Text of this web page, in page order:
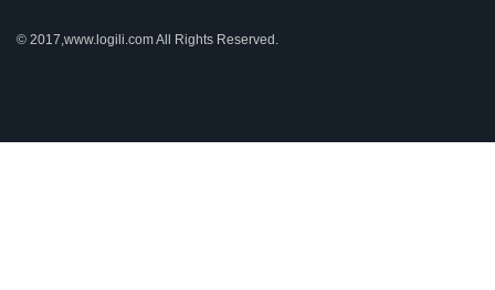
© 2017,www.logili.com All Rights Reserved.